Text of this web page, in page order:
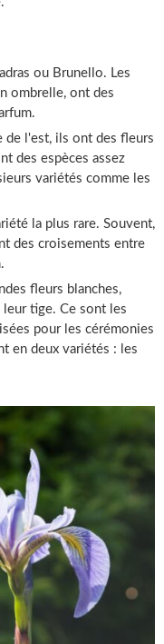
ou Brunello. Les
ombrelle, ont des
de l'est, ils ont des fleurs
des espèces assez
variétés comme les
la plus rare. Souvent,
des croisements entre
fleurs blanches,
tige. Ce sont les
pour les cérémonies
en deux variétés : les